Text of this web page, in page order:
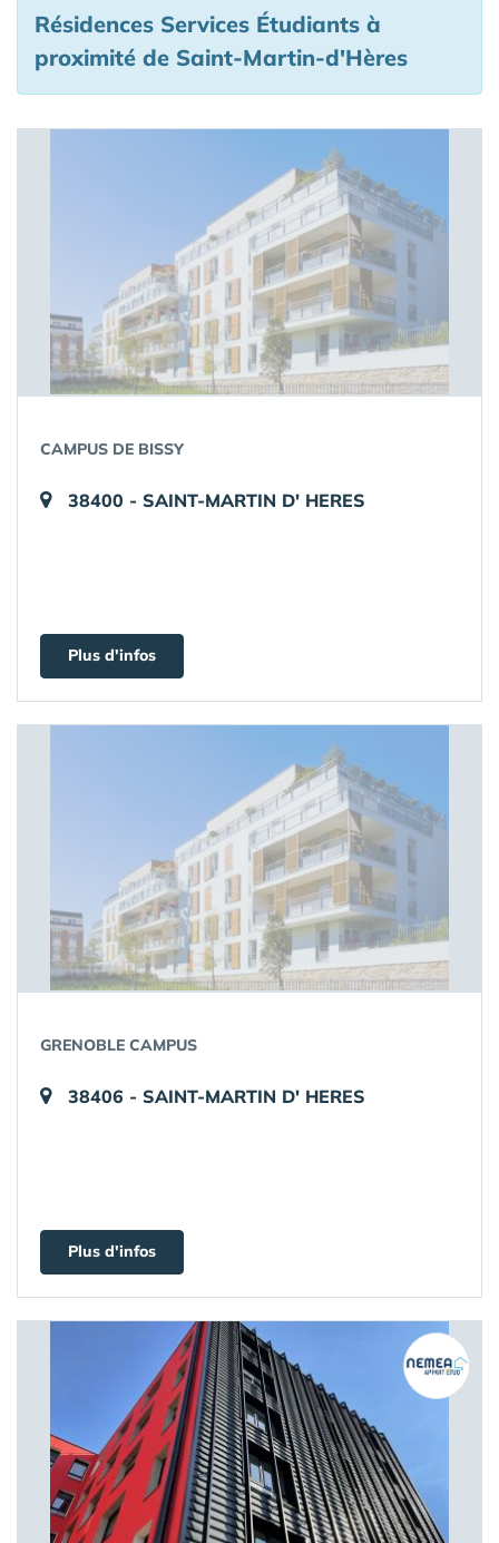
Résidences Services Étudiants à
proximité de Saint-Martin-d'Hères
CAMPUS DE BISSY
38400 - SAINT-MARTIN D' HERES
Plus d'infos
GRENOBLE CAMPUS
38406 - SAINT-MARTIN D' HERES
Plus d'infos